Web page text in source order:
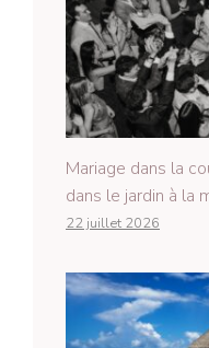
Mariage dans la
dans le jardin à la
22 juillet 2026